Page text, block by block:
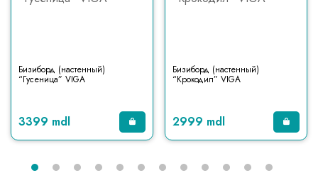
Бизиборд (настенный)
“Гусеница” VIGA
3399 mdl
Бизиборд (настенный)
“Крокодил” VIGA
2999 mdl